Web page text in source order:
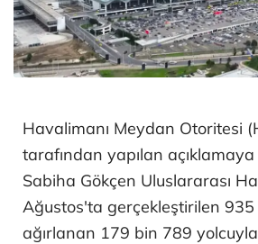
Havalimanı Meydan Otoritesi
tarafından yapılan
Sabiha Gökçen Uluslararası
Ağustos'ta gerçekleştirilen 935
ağırlanan 179 bin 789